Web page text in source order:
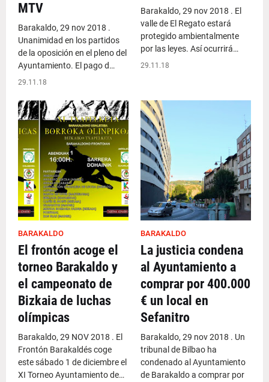
MTV
Barakaldo, 29 nov 2018 .
Unanimidad en los partidos
de la oposición en el pleno del
Ayuntamiento. El pago d…
29.11.18
Barakaldo, 29 nov 2018 . El
valle de El Regato estará
protegido ambientalmente
por las leyes. Así ocurrirá…
29.11.18
BARAKALDO
El frontón acoge el
torneo Barakaldo y
el campeonato de
Bizkaia de luchas
olímpicas
Barakaldo, 29 NOV 2018 . El
Frontón Barakaldés coge
este sábado 1 de diciembre el
XI Torneo Ayuntamiento de…
BARAKALDO
La justicia condena
al Ayuntamiento a
comprar por 400.000
€ un local en
Sefanitro
Barakaldo, 29 nov 2018 . Un
tribunal de Bilbao ha
condenado al Ayuntamiento
de Barakaldo a comprar por